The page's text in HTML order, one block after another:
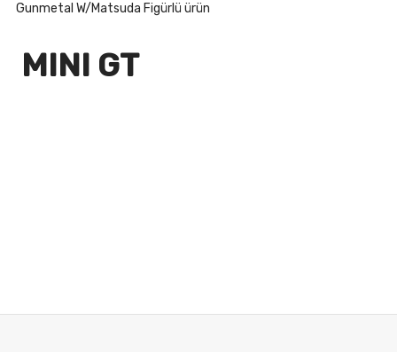
Gunmetal W/Matsuda Figürlü ürün
MINI GT